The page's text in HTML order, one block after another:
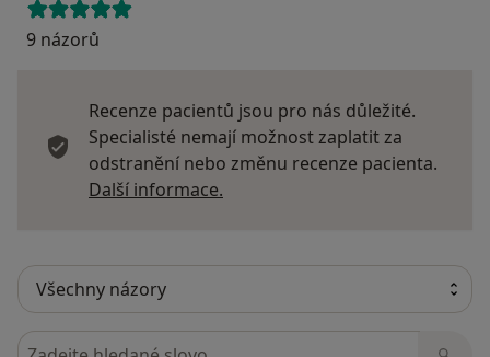
9 názorů
Recenze pacientů jsou pro nás důležité.
Specialisté nemají možnost zaplatit za
odstranění nebo změnu recenze pacienta.
Další informace.
Hledejte v názorech